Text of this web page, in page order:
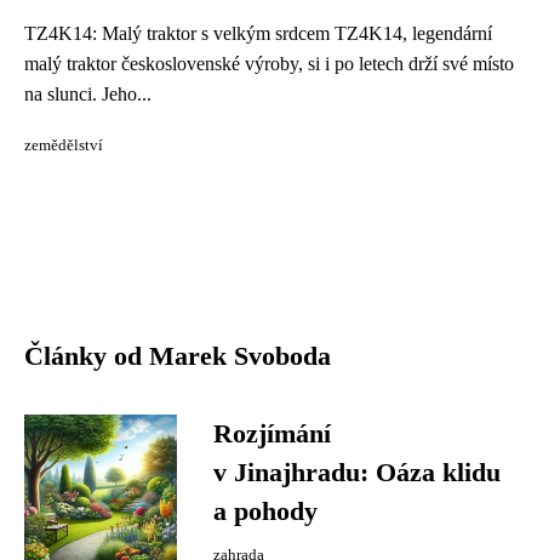
TZ4K14: Malý traktor s velkým srdcem TZ4K14, legendární
malý traktor československé výroby, si i po letech drží své místo
na slunci. Jeho...
zemědělství
Články od Marek Svoboda
Rozjímání
v Jinajhradu: Oáza klidu
a pohody
zahrada